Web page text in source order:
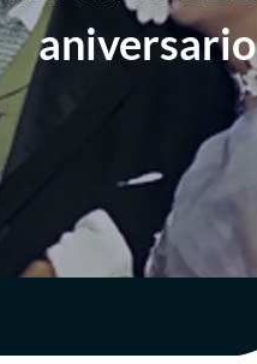
aniversario